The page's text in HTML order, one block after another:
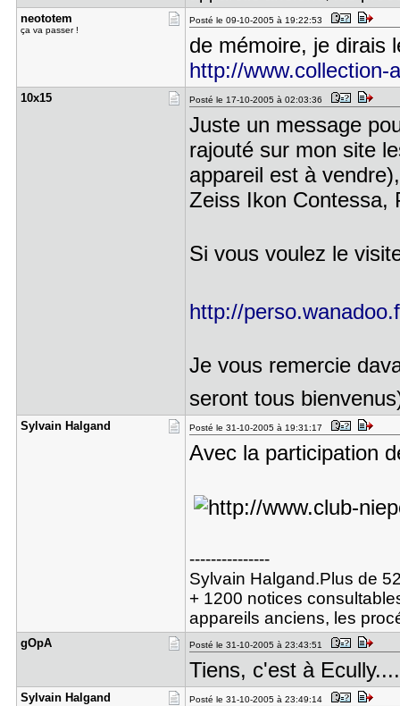
neototem
ça va passer !
Posté le 09-10-2005 à 19:22:53
de mémoire, je dirais
http://www.collection-
10x15 Posté le 17-10-2005 à 02:03:36
Juste un message
rajouté sur mon site
appareil est à
Zeiss Ikon Contessa,
Si vous voulez le
http://
Je vous remercie
seront tous
Sylvain Ha​lgand Posté le 31-10-2005 à 19:31:17
Avec la participation
---------------
Sylvain Halgand.Plus de
+ 1200 notices
appareils anciens, les
gOpA Posté le 31-10-2005 à 23:43:51
Tiens, c'est à
Sylvain Ha​lgand Posté le 31-10-2005 à 23:49:14